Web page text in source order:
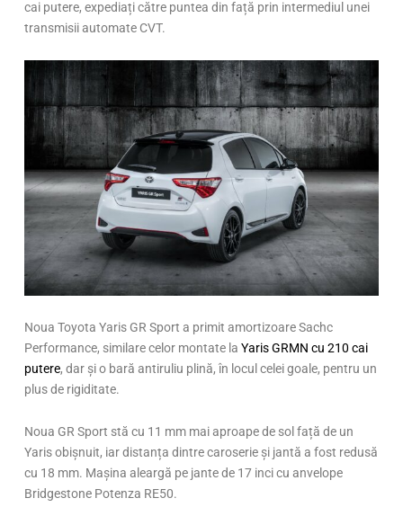
cai putere, expediați către puntea din față prin intermediul unei
transmisii automate CVT.
Noua Toyota Yaris GR Sport a primit amortizoare Sachc
Performance, similare celor montate laYaris GRMN cu 210 cai
putere, dar și o bară antiruliu plină, în locul celei goale, pentru un
plus de rigiditate.
Noua GR Sport stă cu 11 mm mai aproape de sol față de un
Yaris obișnuit, iar distanța dintre caroserie și jantă a fost redusă
cu 18 mm. Mașina aleargă pe jante de 17 inci cu anvelope
Bridgestone Potenza RE50.